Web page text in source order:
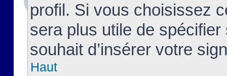
profil. Si vous choisissez
sera plus utile de
souhait d’insérer votre
Haut